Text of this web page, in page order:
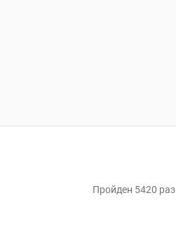
Пройден 5420 раз